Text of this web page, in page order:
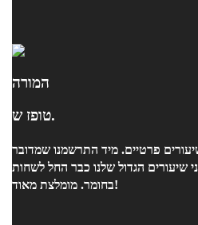
המורה
טופז ש.
פרטיים. מיד התרשמנו שמדובר
שיעורים הגדול שלנו כבר החל לשחות
בחומר. מומלצת מאוד!